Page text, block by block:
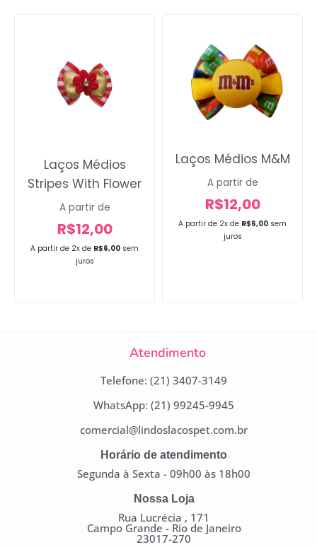
A partir de 2x de R$6,00 sem
juros
Laços Médios
Stripes With Flower
A partir de
R$12,00 A partir de 2x de R$6,00 sem
juros
Laços Médios M&M
A partir de
R$12,00
Atendimento
Telefone: (21) 3407-3149
WhatsApp: (21) 99245-9945
comercial@lindoslacospet.com.br
Horário de atendimento
Segunda à Sexta - 09h00 às 18h00
Nossa Loja
Rua Lucrécia , 171
Campo Grande - Rio de Janeiro
23017-270